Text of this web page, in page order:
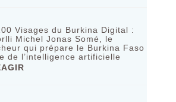
Visages du Burkina Digital :
Michel Jonas Somé, le
qui prépare le Burkina Faso
de l’intelligence artificielle